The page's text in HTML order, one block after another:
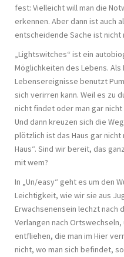
fest: Vielleicht will man die
erkennen. Aber dann ist auch
entscheidende Sache ist nicht
„Lightswitches“ ist ein
Möglichkeiten des Lebens.
Lebensereignisse benutzt
sich verirren kann. Weil es zu
nicht findet oder man gar
Und dann kreuzen sich die
plötzlich ist das Haus gar
Haus“. Sind wir bereit, das
mit wem?
In „Un/easy“ geht es um den
Leichtigkeit, wie wir sie aus
Erwachsenensein lechzt nach
Verlangen nach
entfliehen, die man im Hier
nicht, wo man sich befindet,